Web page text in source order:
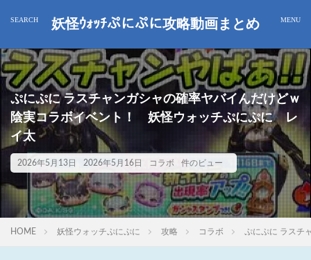
妖怪ｳｫｯﾁぷにぷに攻略動画まとめ
ぷにぷに ラスチャンガシャの確率ヤバイんだけどｗ
陰実コラボイベント！ 妖怪ウォッチぷにぷに レ
イ太
2026年5月13日 2026年5月16日 コラボ 件のビュー
HOME 妖怪ウォッチぷにぷに 攻略 コラボ ぷにぷに ラスチ